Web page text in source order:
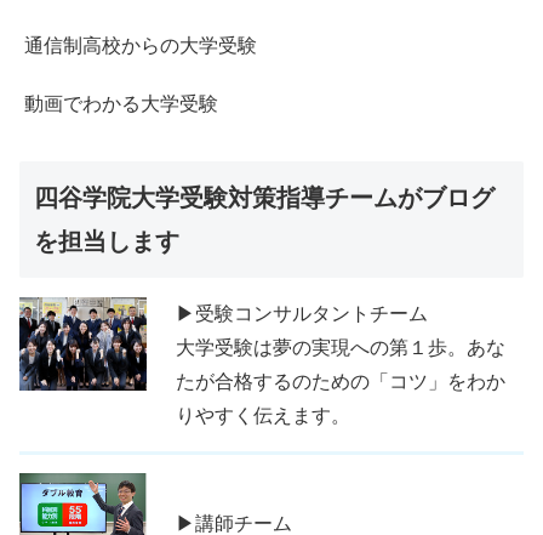
通信制高校からの大学受験
動画でわかる大学受験
四谷学院大学受験対策指導チームがブログ
を担当します
▶受験コンサルタントチーム
大学受験は夢の実現への第１歩。あな
たが合格するのための「コツ」をわか
りやすく伝えます。
▶講師チーム